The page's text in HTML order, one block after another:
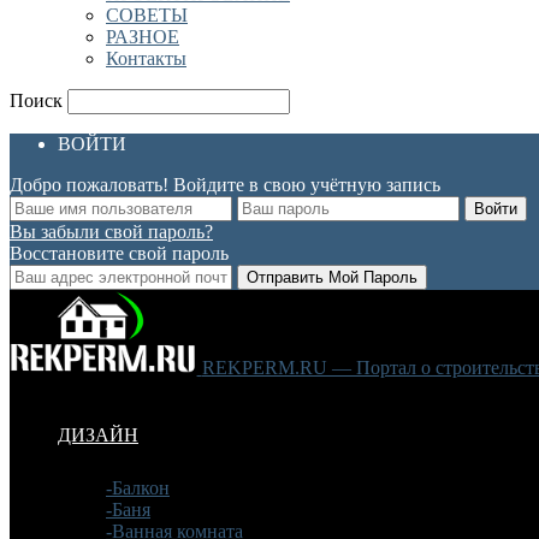
СОВЕТЫ
РАЗНОЕ
Контакты
Поиск
ВОЙТИ
Добро пожаловать! Войдите в свою учётную запись
Вы забыли свой пароль?
Восстановите свой пароль
REKPERM.RU — Портал о
ДИЗАЙН
-Балкон
-Баня
-Ванная комната